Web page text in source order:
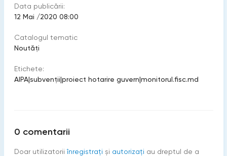
Data publicării:
12 Mai /2020 08:00
Catalogul tematic
Noutăți
Etichete:
AIPA|subvenţii|proiect hotarire guvern|monitorul.fisc.md
0 comentarii
Doar utilizatorii înregistraţi şi autorizați au dreptul de a